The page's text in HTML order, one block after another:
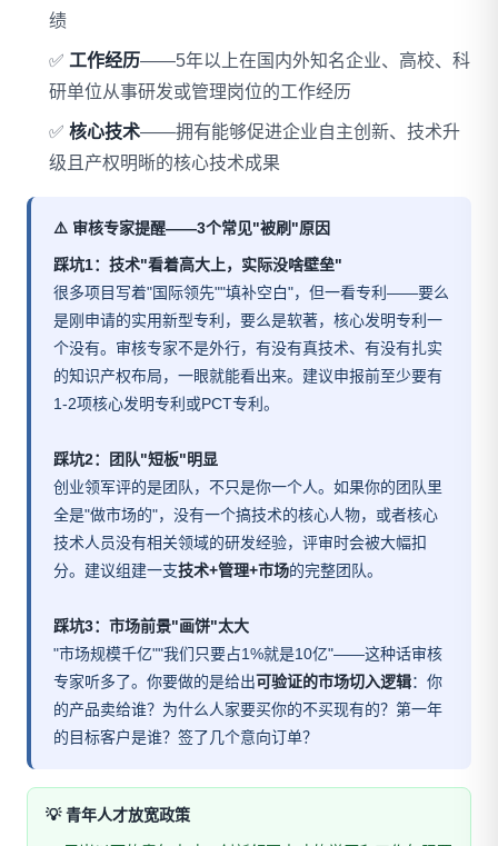
绩
✅ 工作经历——5年以上在国内外知名企业、高校、科
研单位从事研发或管理岗位的工作经历
✅ 核心技术——拥有能够促进企业自主创新、技术升
级且产权明晰的核心技术成果
⚠️ 审核专家提醒——3个常见"被刷"原因
踩坑1：技术"看着高大上，实际没啥壁垒"
很多项目写着"国际领先""填补空白"，但一看专利——要么
是刚申请的实用新型专利，要么是软著，核心发明专利一
个没有。审核专家不是外行，有没有真技术、有没有扎实
的知识产权布局，一眼就能看出来。建议申报前至少要有
1-2项核心发明专利或PCT专利。
踩坑2：团队"短板"明显
创业领军评的是团队，不只是你一个人。如果你的团队里
全是"做市场的"，没有一个搞技术的核心人物，或者核心
技术人员没有相关领域的研发经验，评审时会被大幅扣
分。建议组建一支技术+管理+市场的完整团队。
踩坑3：市场前景"画饼"太大
"市场规模千亿""我们只要占1%就是10亿"——这种话审核
专家听多了。你要做的是给出可验证的市场切入逻辑：你
的产品卖给谁？为什么人家要买你的不买现有的？第一年
的目标客户是谁？签了几个意向订单？
💡 青年人才放宽政策